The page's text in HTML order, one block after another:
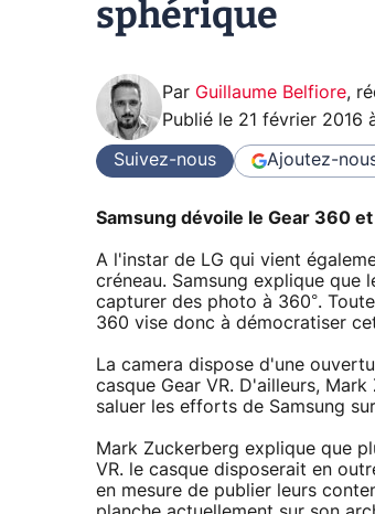
sphérique
Par Guillaume Belfiore,
Publié le 21 février 2016
Suivez-nous Ajoutez-
Samsung dévoile le Gear 360
A l'instar de LG qui vient
créneau. Samsung explique
capturer des photo à 360°.
360 vise donc à démocratiser
La camera dispose d'une
casque Gear VR. D'ailleurs, Mark
saluer les efforts de Samsung
Mark Zuckerberg explique que
VR. le casque disposerait en
en mesure de publier leurs